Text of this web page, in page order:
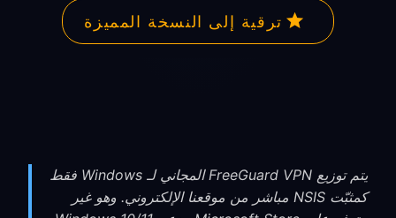
ترقية إلى النسخة المميزة
يتم توزيع FreeGuard VPN المجاني لـ Windows فقط
كمثبّت NSIS مباشر من موقعنا الإلكتروني. وهو غير